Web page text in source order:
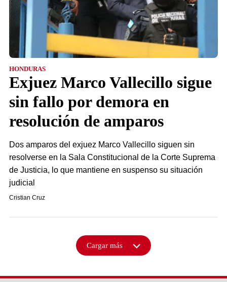
HONDURAS
Exjuez Marco Vallecillo sigue
sin fallo por demora en
resolución de amparos
Dos amparos del exjuez Marco Vallecillo siguen sin
resolverse en la Sala Constitucional de la Corte Suprema
de Justicia, lo que mantiene en suspenso su situación
judicial
Cristian Cruz
Cargar más